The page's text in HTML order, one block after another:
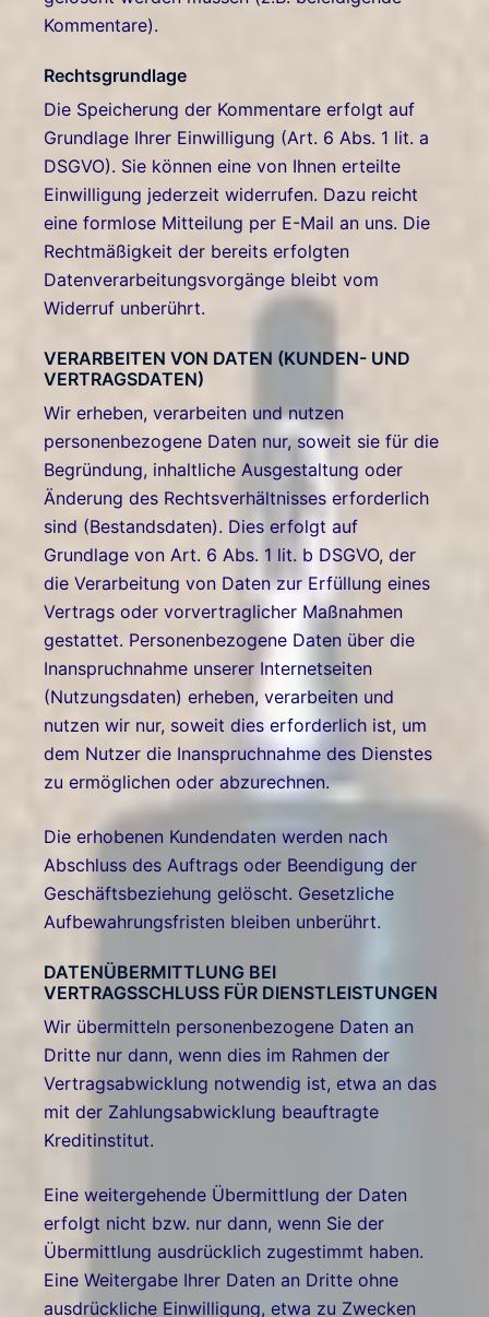
Kommentare).
Rechtsgrundlage
Die Speicherung der Kommentare erfolgt auf
Grundlage Ihrer Einwilligung (Art. 6 Abs. 1 lit. a
DSGVO). Sie können eine von Ihnen erteilte
Einwilligung jederzeit widerrufen. Dazu reicht
eine formlose Mitteilung per E-Mail an uns. Die
Rechtmäßigkeit der bereits erfolgten
Datenverarbeitungsvorgänge bleibt vom
Widerruf unberührt.
VERARBEITEN VON DATEN (KUNDEN- UND
VERTRAGSDATEN)
Wir erheben, verarbeiten und nutzen
personenbezogene Daten nur, soweit sie für die
Begründung, inhaltliche Ausgestaltung oder
Änderung des Rechtsverhältnisses erforderlich
sind (Bestandsdaten). Dies erfolgt auf
Grundlage von Art. 6 Abs. 1 lit. b DSGVO, der
die Verarbeitung von Daten zur Erfüllung eines
Vertrags oder vorvertraglicher Maßnahmen
gestattet. Personenbezogene Daten über die
Inanspruchnahme unserer Internetseiten
(Nutzungsdaten) erheben, verarbeiten und
nutzen wir nur, soweit dies erforderlich ist, um
dem Nutzer die Inanspruchnahme des Dienstes
zu ermöglichen oder abzurechnen.
Die erhobenen Kundendaten werden nach
Abschluss des Auftrags oder Beendigung der
Geschäftsbeziehung gelöscht. Gesetzliche
Aufbewahrungsfristen bleiben unberührt.
DATENÜBERMITTLUNG BEI
VERTRAGSSCHLUSS FÜR DIENSTLEISTUNGEN
Wir übermitteln personenbezogene Daten an
Dritte nur dann, wenn dies im Rahmen der
Vertragsabwicklung notwendig ist, etwa an das
mit der Zahlungsabwicklung beauftragte
Kreditinstitut.
Eine weitergehende Übermittlung der Daten
erfolgt nicht bzw. nur dann, wenn Sie der
Übermittlung ausdrücklich zugestimmt haben.
Eine Weitergabe Ihrer Daten an Dritte ohne
ausdrückliche Einwilligung, etwa zu Zwecken